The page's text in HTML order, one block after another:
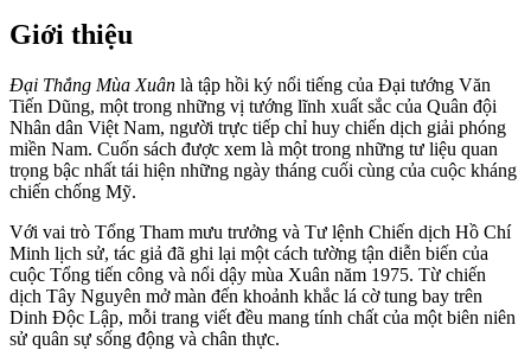
Giới thiệu
Đại Thắng Mùa Xuân là tập hồi ký nổi tiếng của Đại tướng Văn
Tiến Dũng, một trong những vị tướng lĩnh xuất sắc của Quân đội
Nhân dân Việt Nam, người trực tiếp chỉ huy chiến dịch giải phóng
miền Nam. Cuốn sách được xem là một trong những tư liệu quan
trọng bậc nhất tái hiện những ngày tháng cuối cùng của cuộc kháng
chiến chống Mỹ.
Với vai trò Tổng Tham mưu trưởng và Tư lệnh Chiến dịch Hồ Chí
Minh lịch sử, tác giả đã ghi lại một cách tường tận diễn biến của
cuộc Tổng tiến công và nổi dậy mùa Xuân năm 1975. Từ chiến
dịch Tây Nguyên mở màn đến khoảnh khắc lá cờ tung bay trên
Dinh Độc Lập, mỗi trang viết đều mang tính chất của một biên niên
sử quân sự sống động và chân thực.